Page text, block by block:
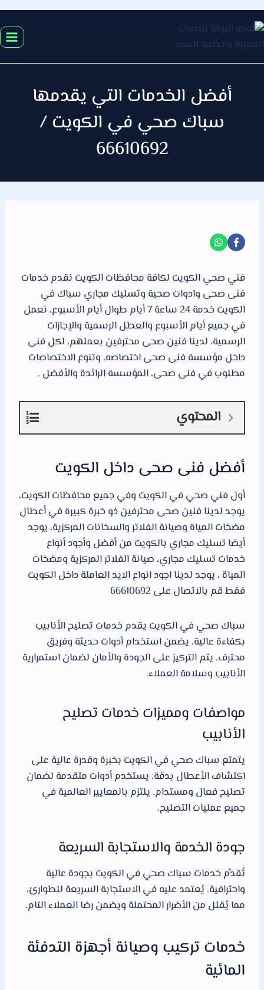
التجاوز
إلى
المحتوى
أفضل الخدمات التي يقدمها
سباك صحي في الكويت /
66610692
فني صحي الكويت لكافة محافظات الكويت نقدم خدمات
فنى صحى وادوات صحية وتسليك مجاري سباك في
الكويت خدمة 24 ساعة 7 أيام طوال أيام الأسبوع، نعمل
في جميع أيام الأسبوع والعطل الرسمية والإجازات
الرسمية، لدينا فنين صحى محترفين بعملهم، لكل فنى
داخل مؤسسة فنى صحى اختصاصه، وتنوع الاختصاصات
مطلوب في فنى صحى، المؤسسة الرائدة والأفضل .
المحتوي
أفضل فنى صحى داخل الكويت
أول فني صحي في الكويت وفي جميع محافظات الكويت،
يوجد لدينا فنين صحى محترفين ذو خبرة كبيرة في أعطال
مضخات المياة وصيانة الفلاتر والسخانات المركزية، يوجد
أيضا تسليك مجاري بالكويت من أفضل وأجود أنواع
خدمات تسليك مجاري، صيانة الفلاتر المركزية ومضخات
المياة ، يوجد لدينا اجود انواع الايد العاملة داخل الكويت
فقط قم بالاتصال على 66610692
سباك صحي في الكويت يقدم خدمات تصليح الأنابيب
بكفاءة عالية. يضمن استخدام أدوات حديثة وفريق
محترف. يتم التركيز على الجودة والأمان لضمان استمرارية
الأنابيب وسلامة العملاء.
مواصفات ومميزات خدمات تصليح
الأنابيب
يتمتع سباك صحي في الكويت بخبرة وقدرة عالية على
اكتشاف الأعطال بدقة. يستخدم أدوات متقدمة لضمان
تصليح فعال ومستدام. يلتزم بالمعايير العالمية في
جميع عمليات التصليح.
جودة الخدمة والاستجابة السريعة
تُقدَّم خدمات سباك صحي في الكويت بجودة عالية
واحترافية. يُعتمد عليه في الاستجابة السريعة للطوارئ،
مما يُقلل من الأضرار المحتملة ويضمن رضا العملاء التام.
خدمات تركيب وصيانة أجهزة التدفئة
المائية